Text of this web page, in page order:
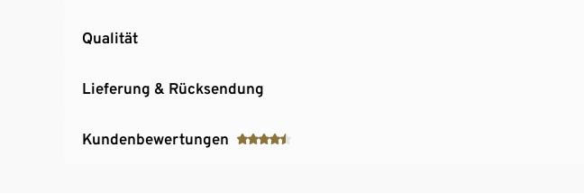
Qualität
Lieferung & Rücksendung
Kundenbewertungen